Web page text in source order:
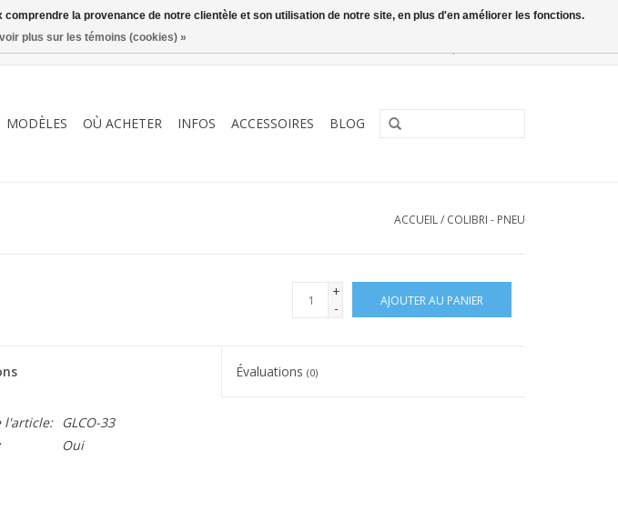
MODÈLES OÙ ACHETER INFOS ACCESSOIRES BLOG
ACCUEIL/ COLIBRI - PNEU
+
-
AJOUTER AU PANIER
Évaluations(0)
l'article:
GLCO-33
Oui
la provenance de notre clientèle et son utilisation de notre site, en plus d'en améliorer les fonctions.
plus sur les témoins (cookies) »